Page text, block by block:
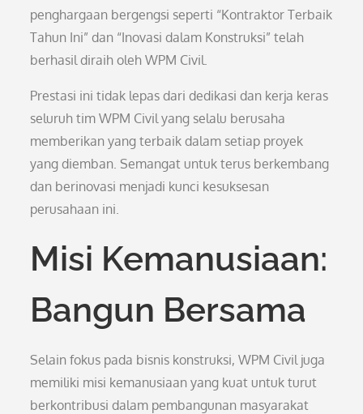
penghargaan bergengsi seperti “Kontraktor Terbaik
Tahun Ini” dan “Inovasi dalam Konstruksi” telah
berhasil diraih oleh WPM Civil.
Prestasi ini tidak lepas dari dedikasi dan kerja keras
seluruh tim WPM Civil yang selalu berusaha
memberikan yang terbaik dalam setiap proyek
yang diemban. Semangat untuk terus berkembang
dan berinovasi menjadi kunci kesuksesan
perusahaan ini.
Misi Kemanusiaan:
Bangun Bersama
Selain fokus pada bisnis konstruksi, WPM Civil juga
memiliki misi kemanusiaan yang kuat untuk turut
berkontribusi dalam pembangunan masyarakat